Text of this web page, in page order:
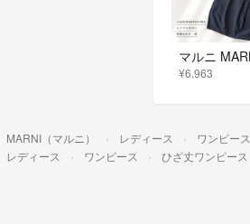
¥6,963
MARNI（マルニ） レディース ワンピース
レディース ワンピース ひざ丈ワンピース